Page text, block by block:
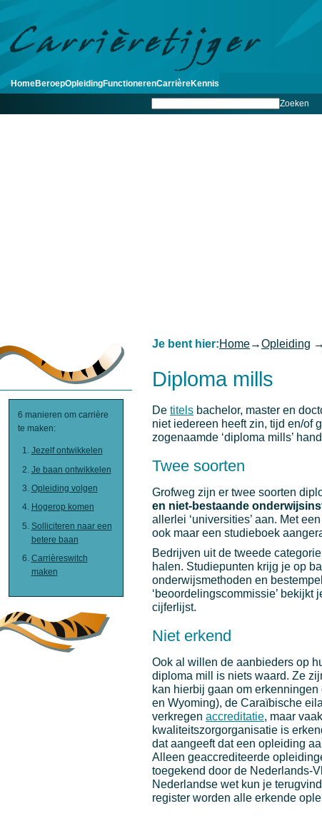
HomeBeroepOpleidingFunctionerenCarrièreKennis
Zoeken
Diploma mills
De titels bachelor, master en
niet iedereen heeft zin, tijd en/of
zogenaamde ‘diploma mills’
Twee soorten
Grofweg zijn er twee soorten
en niet-bestaande
allerlei ‘universities’ aan. Met
ook maar een studieboek
Bedrijven uit de tweede
halen. Studiepunten krijg je op
onderwijsmethoden en
‘beoordelingscommissie’ bekijkt
cijferlijst.
Niet erkend
Ook al willen de aanbieders op
diploma mill is niets waard. Ze
kan hierbij gaan om
en Wyoming), de Caraïbische
verkregen accreditatie, maar
kwaliteitszorgorganisatie is
dat aangeeft dat een opleiding
Alleen geaccrediteerde
toegekend door de Nederlands-
Nederlandse wet kun je
register worden alle erkende
Je bent hier:Home→Opleiding →
6 manieren om carrière
te maken:
Jezelf ontwikkelen
Je baan ontwikkelen
Opleiding volgen
Hogerop komen
Solliciteren naar een
betere baan
Carrièreswitch
maken